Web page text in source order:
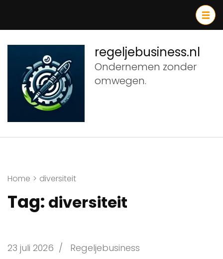
inhoud
(druk
Enter)
regeljebusiness.nl
Ondernemen zonder
omwegen.
Home > diversiteit
Tag: diversiteit
23 juli 2026 / Regeljebusiness